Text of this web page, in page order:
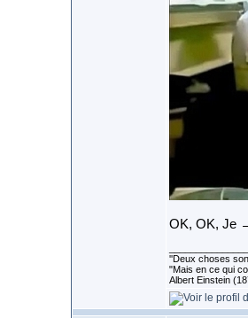
OK, OK, Je
''Deux choses
"Mais en ce qui
Albert Einstein